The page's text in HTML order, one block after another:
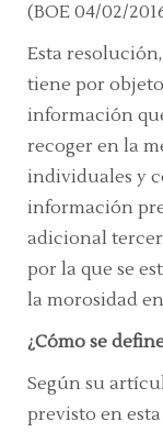
(BOE 04/02/
Esta
tiene por
información
recoger en la
individuales y
información
adicional
por la que se
la morosidad
¿Cómo se
Según su
previsto en